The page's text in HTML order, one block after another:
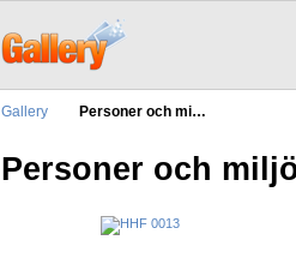
Gallery Personer och mi…
Personer och